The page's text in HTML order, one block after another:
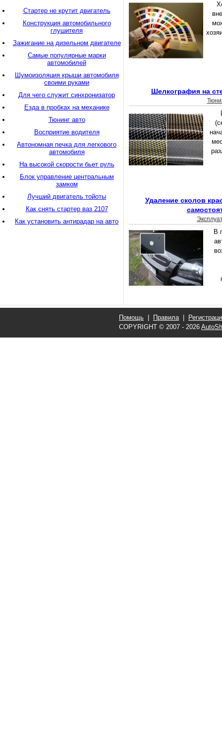
Шелкография на
Удаление сколов
В
Стартер не крутит двигатель
Конструкция автомобильного
глушителя
Зажигание на дизельном двигателе
Самые популярные марки
автомобилей
Шумоизоляция крыши автомобиля
своими руками
Для чего служит синхронизатор
Езда в пробках на механике
Тюнинг авто
Восприятие водителя
Автономная печка для легкового
автомобиля
На высокой скорости бьет руль
Блок управление центральным
замком
Лучший двигатель тойоты
Как снять стартер ваз 2107
Как установить антирадар на авто
Помощь Правила|
COPYRIGHT © 2007 - 2026